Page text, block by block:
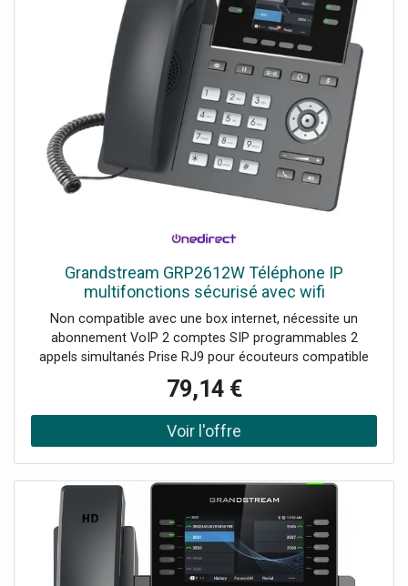
Grandstream GRP2612W Téléphone IP
multifonctions sécurisé avec wifi
Non compatible avec une box internet, nécessite un
abonnement VoIP 2 comptes SIP programmables 2
appels simultanés Prise RJ9 pour écouteurs compatible
avec les micro-casques Son full HD large bande avec
OPUS et G.722 Fonction de connection Wifi Écran LCD
couleur Protection de l'entreprise avec démarrage et
micrologiciel crypté Conférence à 3 et haut-parleur mains
79,14 €